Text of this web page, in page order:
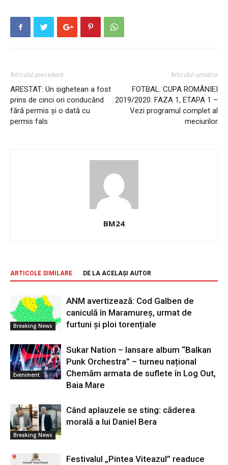
Articolul precedent
ARESTAT: Un sighetean a fost
prins de cinci ori conducând
fără permis și o dată cu
permis fals
Articolul următor
FOTBAL. CUPA ROMÂNIEI
2019/2020. FAZA 1, ETAPA 1 –
Vezi programul complet al
meciurilor
BM24
ARTICOLE SIMILARE DE LA ACELAȘI AUTOR
Breaking News
ANM avertizează: Cod Galben de
caniculă în Maramureș, urmat de
furtuni și ploi torențiale
Eveniment
Sukar Nation – lansare album “Balkan
Punk Orchestra” – turneu național
Chemăm armata de suflete în Log Out,
Baia Mare
Breaking News
Când aplauzele se sting: căderea
morală a lui Daniel Bera
Festivalul „Pintea Viteazul” readuce